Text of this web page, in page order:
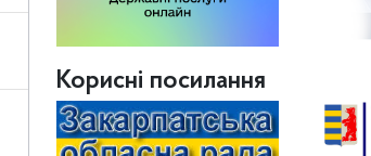
Корисні посилання